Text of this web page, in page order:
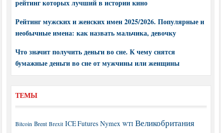
рейтинг которых лучший в истории кино
Рейтинг мужских и женских имен 2025/2026. Популярные и
необычные имена: как назвать мальчика, девочку
Что значит получить деньги во сне. К чему снятся
бумажные деньги во сне от мужчины или женщины
ТЕМЫ
Bitcoin Brent Brexit ICE Futures Nymex WTI Великобритания